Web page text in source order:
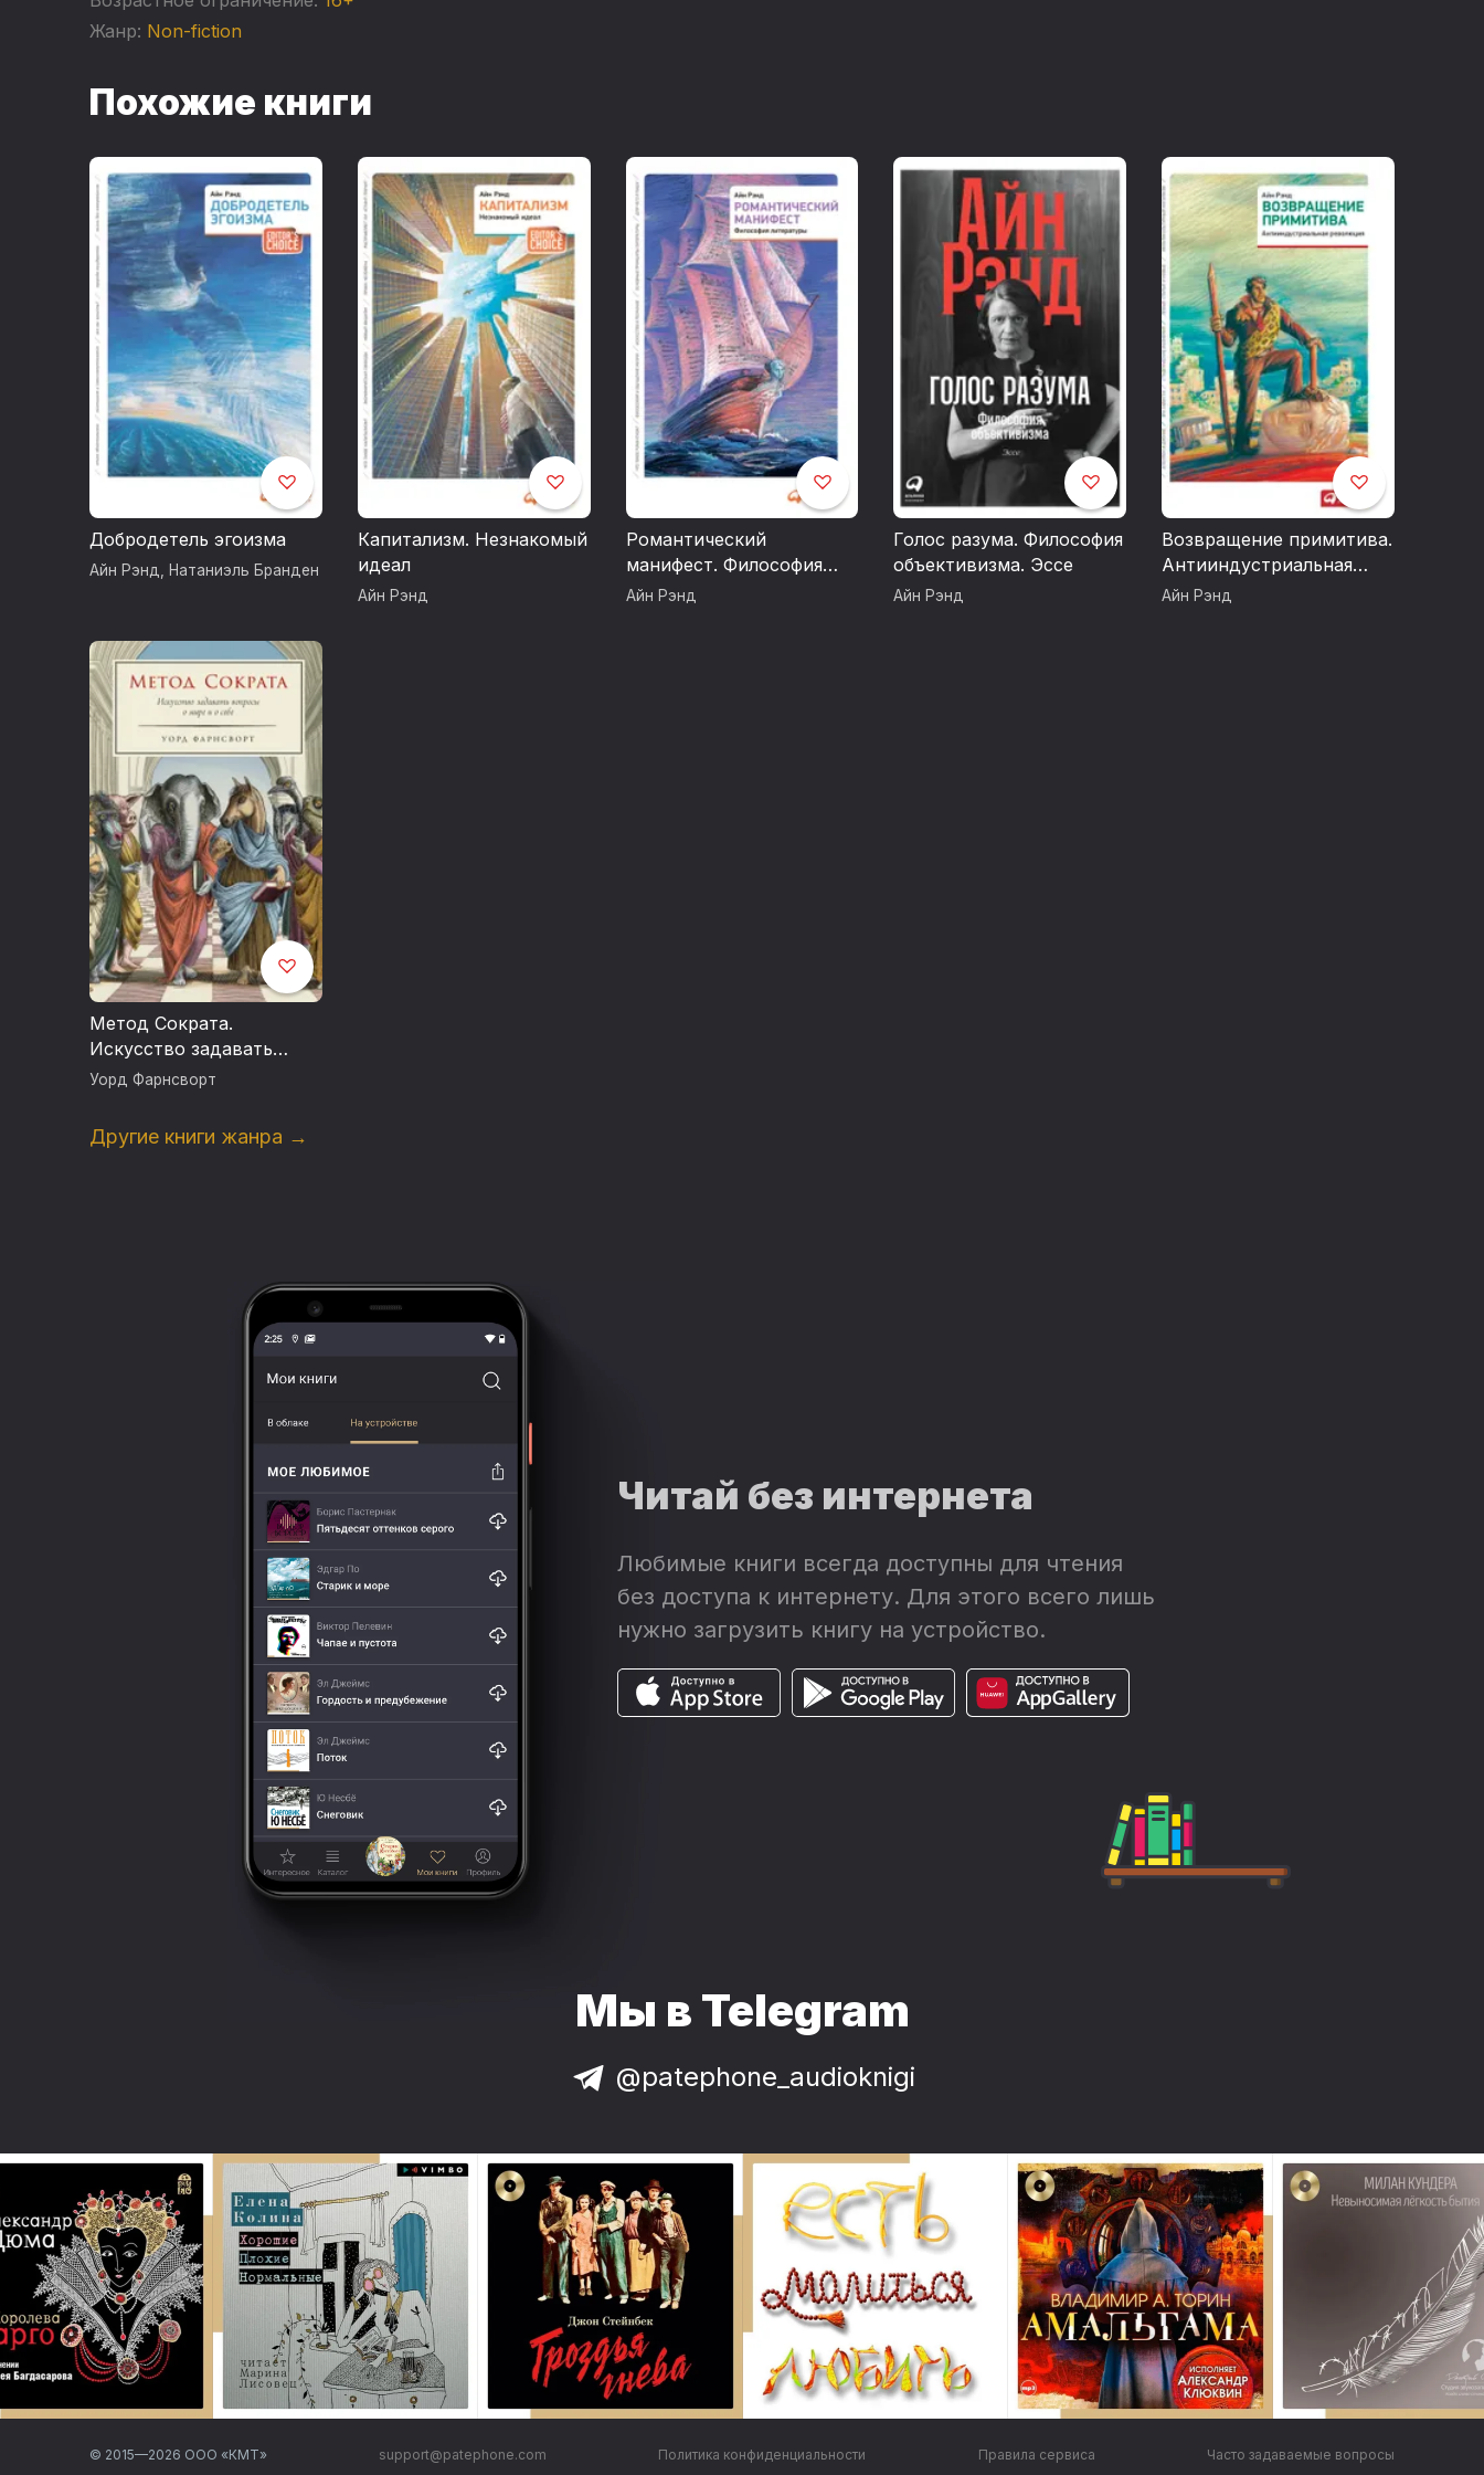
Жанр: Non-fiction
Похожие книги
Добродетель эгоизма
Айн Рэнд Натаниэль Бранден
Капитализм. Незнакомый
идеал
Айн Рэнд
Романтический
манифест. Философия
литературы
Айн Рэнд
Голос разума. Философия
объективизма. Эссе
Айн Рэнд
Возвращение примитива.
Антииндустриальная
революция
Айн Рэнд
Метод Сократа.
Искусство задавать
вопросы о мире и о себе
Уорд Фарнсворт
Другие книги жанра →
Читай без интернета
Любимые книги всегда доступны для чтения
без доступа к интернету. Для этого всего лишь
нужно загрузить книгу на устройство.
Мы в Telegram
@patephone_audioknigi
© 2015—2026 ООО «КМТ» support@patephone.com Политика конфиденциальности Правила сервиса Часто задаваемые вопросы